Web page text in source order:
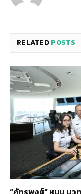
RELATEDPOSTS
“ภัทรพงศ์” หนุน บว